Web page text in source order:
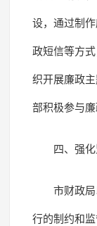
设，通过制
政短信等方
织开展廉政
部积极参与
四、强
市财政
行的制约和